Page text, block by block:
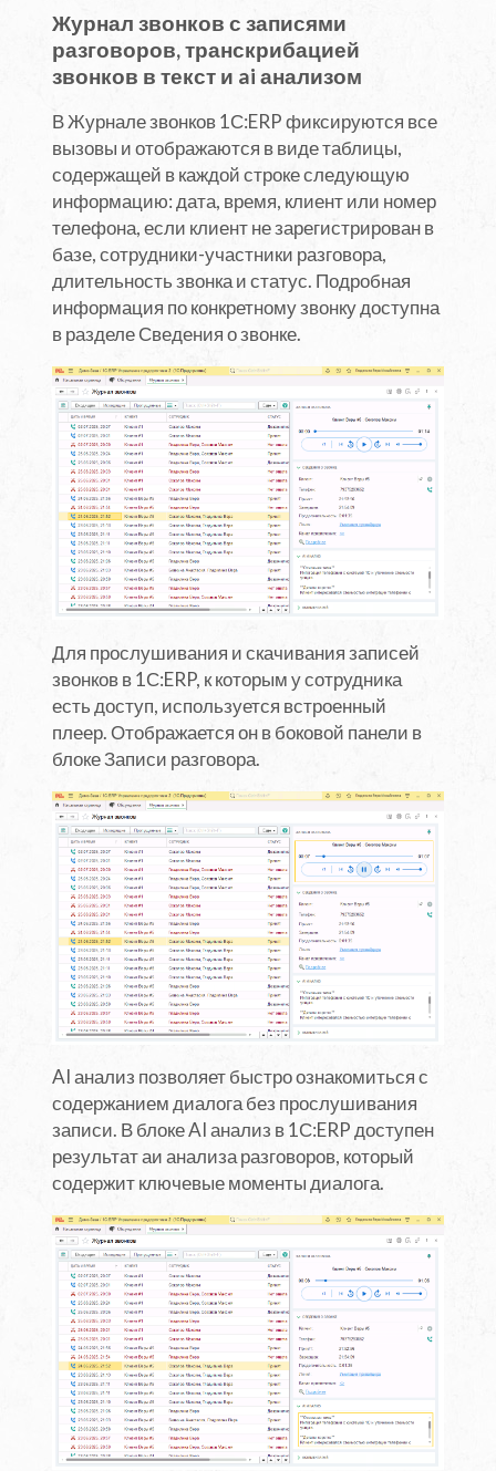
Журнал звонков с записями
разговоров, транскрибацией
звонков в текст и ai анализом
В Журнале звонков 1С:ERP фиксируются все
вызовы и отображаются в виде таблицы,
содержащей в каждой строке следующую
информацию: дата, время, клиент или номер
телефона, если клиент не зарегистрирован в
базе, сотрудники-участники разговора,
длительность звонка и статус. Подробная
информация по конкретному звонку доступна
в разделе Сведения о звонке.
Для прослушивания и скачивания записей
звонков в 1С:ERP, к которым у сотрудника
есть доступ, используется встроенный
плеер. Отображается он в боковой панели в
блоке Записи разговора.
AI анализ позволяет быстро ознакомиться с
содержанием диалога без прослушивания
записи. В блоке AI анализ в 1С:ERP доступен
результат аи анализа разговоров, который
содержит ключевые моменты диалога.